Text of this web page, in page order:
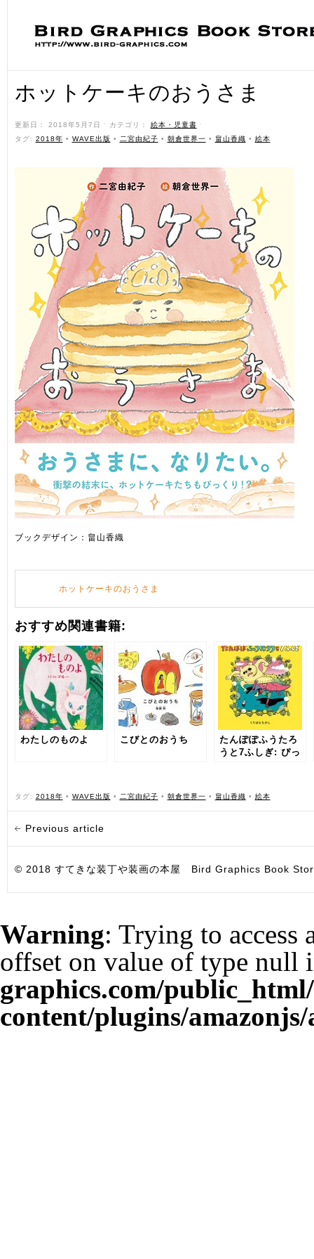
ホットケーキのおうさま
更新日： 2018年5月7日 ˑ カテゴリ： 絵本・児童書 ˑ
タグ: 2018年 • WAVE出版 • 二宮由紀子 • 朝倉世界一 • 畠山香織 • 絵本
ブックデザイン：畠山香織
ホットケーキのおうさま
おすすめ関連書籍:
わたしのものよ こびとのおうち
たんぽぽふうたろ
うと7ふしぎ: ぴっ
タグ: 2018年 • WAVE出版 • 二宮由紀子 • 朝倉世界一 • 畠山香織 • 絵本
Previous article
© 2018 すてきな装丁や装画の本屋 Bird Graphics Book
Warning: Trying to access
offset on value of type null
graphics.com/
content/plugins/